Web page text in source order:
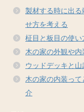
製材する時に出
せ方を考える
柾目と板目の使い
木の家の外観や内
ウッドデッキと山
木の家の内装っ
介